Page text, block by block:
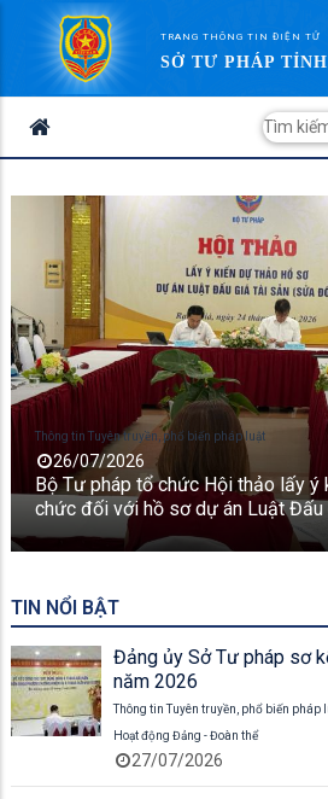
TRANG THÔNG TIN ĐIỆN TỬ
SỞ TƯ PHÁP
Thông tin Tuyên truyền, phổ biến pháp luật
26/07/2026
Bộ Tư pháp tổ chức Hội thảo lấy ý
chức đối với hồ sơ dự án Luật
TIN NỔI BẬT
Đảng ủy Sở Tư pháp sơ
năm 2026
Thông tin Tuyên truyền, phổ biến pháp
Hoạt động Đảng - Đoàn thể
27/07/2026